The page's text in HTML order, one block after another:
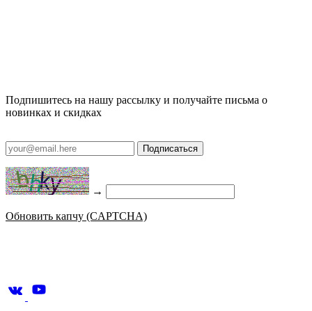
Подпишитесь на нашу рассылку и получайте письма о
новинках и скидках
Подписаться
→
Обновить капчу (CAPTCHA)